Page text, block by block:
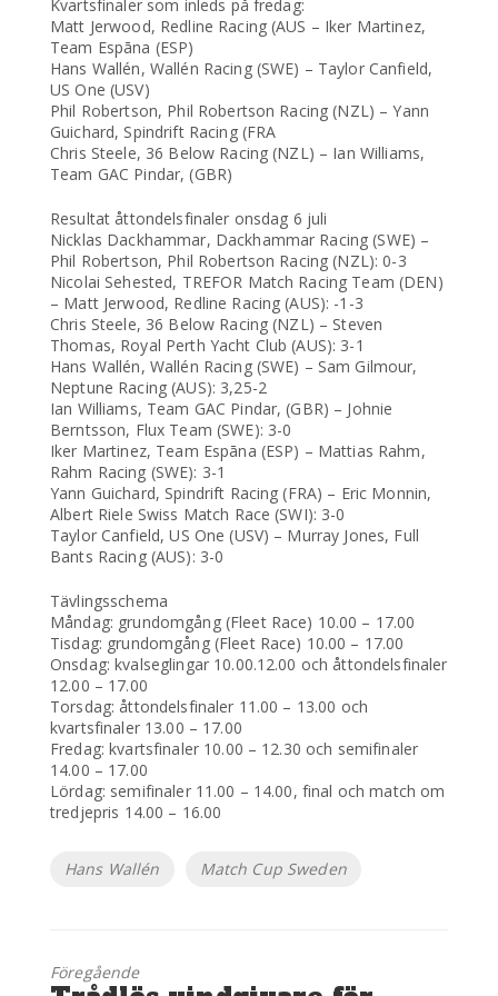
Kvartsfinaler som inleds på fredag:
Matt Jerwood, Redline Racing (AUS – Iker Martinez,
Team Espāna (ESP)
Hans Wallén, Wallén Racing (SWE) – Taylor Canfield,
US One (USV)
Phil Robertson, Phil Robertson Racing (NZL) – Yann
Guichard, Spindrift Racing (FRA
Chris Steele, 36 Below Racing (NZL) – Ian Williams,
Team GAC Pindar, (GBR)
Resultat åttondelsfinaler onsdag 6 juli
Nicklas Dackhammar, Dackhammar Racing (SWE) –
Phil Robertson, Phil Robertson Racing (NZL): 0-3
Nicolai Sehested, TREFOR Match Racing Team (DEN)
– Matt Jerwood, Redline Racing (AUS): -1-3
Chris Steele, 36 Below Racing (NZL) – Steven
Thomas, Royal Perth Yacht Club (AUS): 3-1
Hans Wallén, Wallén Racing (SWE) – Sam Gilmour,
Neptune Racing (AUS): 3,25-2
Ian Williams, Team GAC Pindar, (GBR) – Johnie
Berntsson, Flux Team (SWE): 3-0
Iker Martinez, Team Espāna (ESP) – Mattias Rahm,
Rahm Racing (SWE): 3-1
Yann Guichard, Spindrift Racing (FRA) – Eric Monnin,
Albert Riele Swiss Match Race (SWI): 3-0
Taylor Canfield, US One (USV) – Murray Jones, Full
Bants Racing (AUS): 3-0
Tävlingsschema
Måndag: grundomgång (Fleet Race) 10.00 – 17.00
Tisdag: grundomgång (Fleet Race) 10.00 – 17.00
Onsdag: kvalseglingar 10.00.12.00 och åttondelsfinaler
12.00 – 17.00
Torsdag: åttondelsfinaler 11.00 – 13.00 och
kvartsfinaler 13.00 – 17.00
Fredag: kvartsfinaler 10.00 – 12.30 och semifinaler
14.00 – 17.00
Lördag: semifinaler 11.00 – 14.00, final och match om
tredjepris 14.00 – 16.00
Etiketter
Hans Wallén Match Cup Sweden
Föregående
Föregående